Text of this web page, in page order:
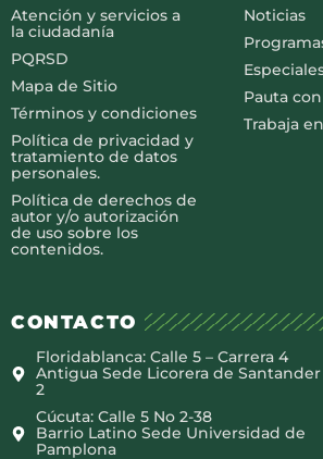
Atención y servicios a
la ciudadanía
PQRSD
Mapa de Sitio
Términos y condiciones
Política de privacidad y
tratamiento de datos
personales.
Política de derechos de
autor y/o autorización
de uso sobre los
contenidos.
Noticias
Pauta
Trabaja
CONTACTO
Floridablanca: Calle 5 – Carrera 4
Antigua Sede Licorera de
2
Cúcuta: Calle 5 No 2-38
Barrio Latino Sede Universidad de
Pamplona